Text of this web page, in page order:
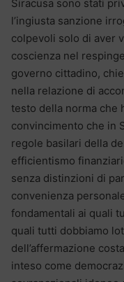
Siracusa sono stati
l’ingiusta sanzione
colpevoli solo di aver
coscienza nel
governo cittadino,
nella relazione di
testo della norma che
convincimento che in
regole basilari della
efficientismo
senza distinzioni di
convenienza
fondamentali ai quali
quali tutti dobbiamo
dell’affermazione
inteso come